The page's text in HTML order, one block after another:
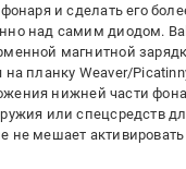
и сделать его
над самим диодом.
магнитной
планку Weaver/
нижней части
или спецсредств
не мешает